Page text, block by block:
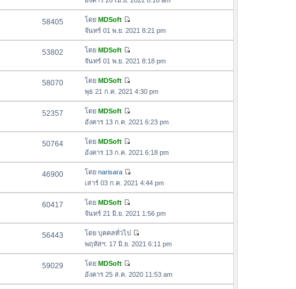
สุ
ม
ล่
สุ
ว
ม
ล่
สุ
ข้
ค
ว
ม
ล่
สุ
58405 โดย MDSoft
ดู
ข้
ค
ว
ม
ล่
สุ
จันทร์ 01 พ.ย. 2021 8:21 pm
53802 โดย MDSoft
ดู
ข้
ค
ว
ม
ล่
สุ
จันทร์ 01 พ.ย. 2021 8:18 pm
58070 โดย MDSoft
ดู
ข้
ค
ว
ม
ล่
สุ
พุธ 21 ก.ค. 2021 4:30 pm
52357 โดย MDSoft
ดู
ข้
ค
ว
ม
ล่
สุ
ด
อังคาร 13 ก.ค. 2021 6:23 pm
50764 โดย MDSoft
ดู
ข้
ค
ว
ม
ล่
า
สุ
อังคาร 13 ก.ค. 2021 6:18 pm
46900 โดย narisara
ดู
ข้
ค
ว
า
ม
ล่
สุ
เสาร์ 03 ก.ค. 2021 4:44 pm
60417 โดย MDSoft
ดู
ข้
อ
ค
ว
ม
ล่
จันทร์ 21 มิ.ย. 2021 1:56 pm
56443 โดย บุคคลทั่วไป
ดู
ข้
ค
ว
พฤหัสฯ. 17 มิ.ย. 2021 6:11 pm
59029 โดย MDSoft
ดู
ข้
อังคาร 25 ส.ค. 2020 11:53 am